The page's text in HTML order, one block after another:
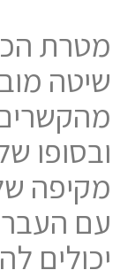
מטרת
שיטה
מהקשרים
ובסופו
מקיפה